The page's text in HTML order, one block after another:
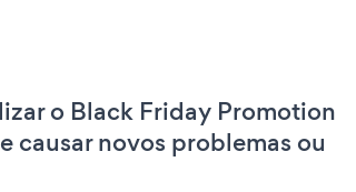
o Black Friday Promotion
causar novos problemas ou